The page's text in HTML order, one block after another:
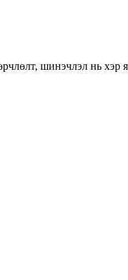
шинэчлэл нь хэр